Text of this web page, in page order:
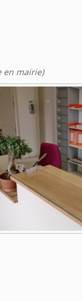
en mairie)